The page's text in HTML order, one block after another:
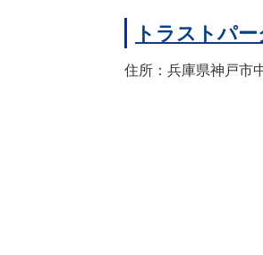
トラストパ
住所：兵庫県神戸市